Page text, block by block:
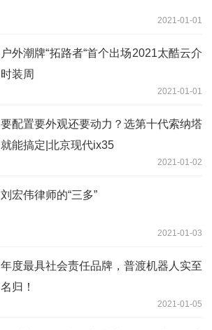
2021-01-01
户外潮牌“拓路者“首个出场2021太酷云介
时装周
2021-01-01
要配置要外观还要动力？选第十代索纳塔
就能搞定|北京现代ix35
2021-01-02
刘宏伟律师的“三多”
2021-01-03
年度最具社会责任品牌，普渡机器人实至
名归！
2021-01-05